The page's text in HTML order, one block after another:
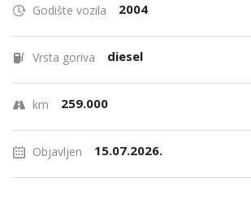
Godište vozila 2004
Vrsta goriva diesel
km 259.000
Objavljen 15.07.2026.